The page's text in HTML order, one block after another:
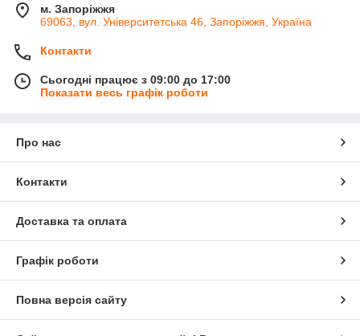
м. Запоріжжя
69063, вул. Університетська 46, Запоріжжя, Україна
Контакти
Сьогодні працює з 09:00 до 17:00
Показати весь графік роботи
Про нас
Контакти
Доставка та оплата
Графік роботи
Повна версія сайту